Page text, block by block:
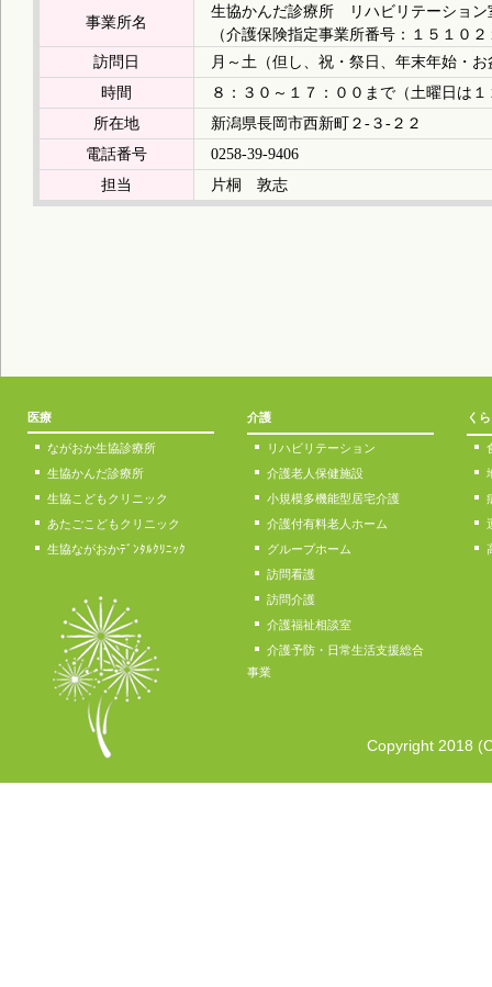
事業所名
生協かんだ診療所 リハビリテーション
（介護保険指定事業所番号：１５１０
訪問日
月～土（但し、祝・祭日、年末年始・
時間
８：３０～１７：００まで（土曜日は
所在地
新潟県長岡市西新町２-３-２２
電話番号
0258-39-9406
担当
片桐 敦志
医療
ながおか生協診療所
生協かんだ診療所
生協こどもクリニック
あたごこどもクリニック
生協ながおかﾃﾞﾝﾀﾙｸﾘﾆｯｸ
介護
リハビリテーション
介護老人保健施設
小規模多機能型居宅介護
介護付有料老人ホーム
グループホーム
訪問看護
訪問介護
介護福祉相談室
介護予防・日常生活支援総合
事業
く
Copyright 2018